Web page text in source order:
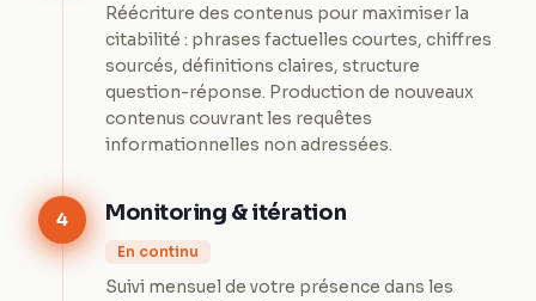
Réécriture des contenus pour maximiser la
citabilité : phrases factuelles courtes, chiffres
sourcés, définitions claires, structure
question-réponse. Production de nouveaux
contenus couvrant les requêtes
informationnelles non adressées.
4 Monitoring & itération
En continu
Suivi mensuel de votre présence dans les